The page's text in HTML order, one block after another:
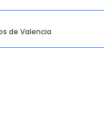
de Valencia